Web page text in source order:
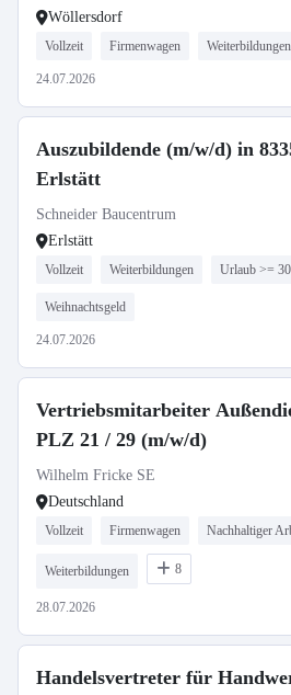
Wöllersdorf
Vollzeit Firmenwagen Weiterbildungen
24.07.2026
Auszubildende (m/w/d) in
Erlstätt
Schneider Baucentrum
Erlstätt
Vollzeit Weiterbildungen Urlaub >= 30
Weihnachtsgeld
24.07.2026
Vertriebsmitarbeiter
PLZ 21 / 29 (m/w/d)
Wilhelm Fricke SE
Deutschland
Vollzeit Firmenwagen Nachhaltiger
Weiterbildungen 8
28.07.2026
Handelsvertreter für